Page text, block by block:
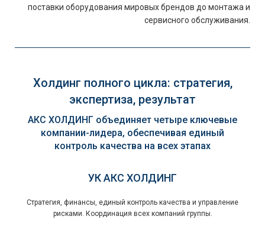
поставки оборудования мировых брендов до монтажа и
сервисного обслуживания.
Холдинг полного цикла: стратегия,
экспертиза, результат
АКС ХОЛДИНГ объединяет четыре ключевые
компании-лидера, обеспечивая единый
контроль качества на всех этапах
УК АКС ХОЛДИНГ
Стратегия, финансы, единый контроль качества и управление
рисками. Координация всех компаний группы.